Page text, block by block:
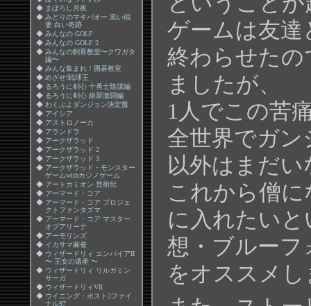
◆ まぼろし月夜
◆ みどりのマキバオー 黒い稲
妻 白い奇跡
◆ みんなの GOLF
◆ みんなの GOLF 2
◆ みんなの飼育教室〜クワガタ
編〜
◆ みんな集まれ！囲碁教室
◆ めざせ!戦球王
◆ るろうに剣心 十勇士陰謀編
◆ るろうに剣心 維新激闘編
◆ わくぷよダンジョン決定盤
◆ アイシア
◆ アストロノーカ
◆ アランドラ
◆ アークザラッド
◆ アークザラッド 2
◆ アークザラッド 3
◆ アークザラッド・モンスター
ゲームwithカジノゲーム
◆ アートカミオン 芸術伝
◆ アーマード・コア
◆ アーマード・コア プロジェ
クトファンタズマ
◆ アーマード・コア マスター
オブアリーナ
◆ アーモリンズ
◆ イカサマ麻雀
◆ ウィザードリィ エンパイアII
〜 王女の遺産 〜
◆ ウィザードリィ リルガミン
サーガ
◆ ウィザードリィVII
◆ ウイニング・ポスト2ファイ
ナル97
ゲームは友達
終わらせた
ましたが、
1人でこの苦
全世界でガ
以外はまだ
これから僧
に入れたい
想・ブルー
をオススメ